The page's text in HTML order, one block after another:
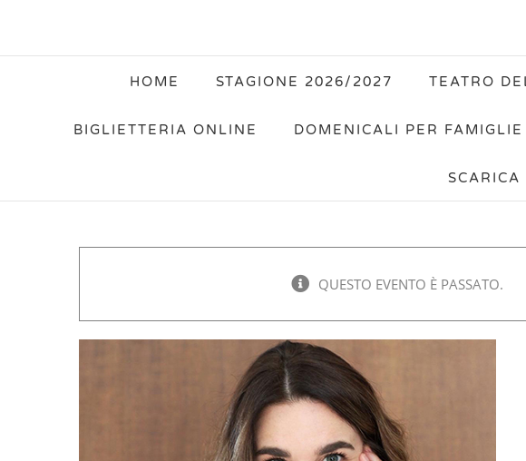
HOME STAGIONE 2026/2027 TEATRO
BIGLIETTERIA ONLINE DOMENICALI PER FAMIGLIE
QUESTO EVENTO È PASSATO.